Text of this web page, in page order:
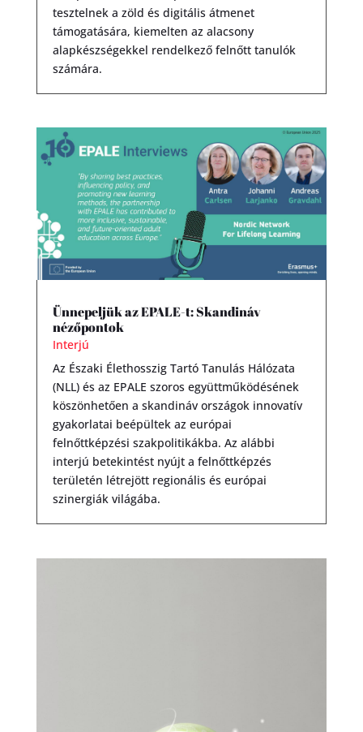
tesztelnek a zöld és digitális átmenet
támogatására, kiemelten az alacsony
alapkészségekkel rendelkező felnőtt tanulók
számára.
Ünnepeljük az EPALE-t: Skandináv
nézőpontok
Interjú
Az Északi Élethosszig Tartó Tanulás Hálózata
(NLL) és az EPALE szoros együttműködésének
köszönhetően a skandináv országok innovatív
gyakorlatai beépültek az európai
felnőttképzési szakpolitikákba. Az alábbi
interjú betekintést nyújt a felnőttképzés
területén létrejött regionális és európai
szinergiák világába.